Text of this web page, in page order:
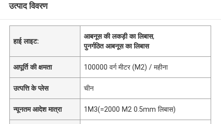
उत्पाद विवरण
हाई लाइट:
आबनूस की लकड़ी का लिबास,
पुनर्गठित आबनूस का लिबास
आपूर्ति की क्षमता 100000 वर्ग मीटर (M2) / महीना
उत्पत्ति के प्लेस चीन
न्यूनतम आदेश मात्रा 1M3(=2000 M2 0.5mm लिबास)